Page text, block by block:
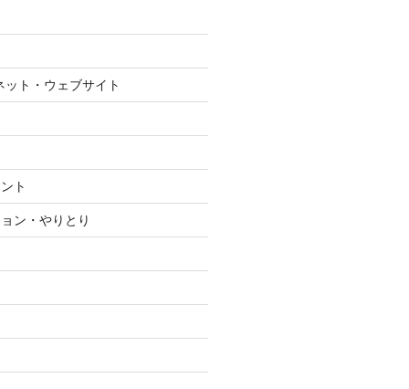
ト・ウェブサイト
ト
ン・やりとり